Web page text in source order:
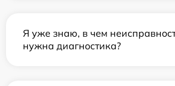
Я уже знаю, в чем
нужна диагностика?